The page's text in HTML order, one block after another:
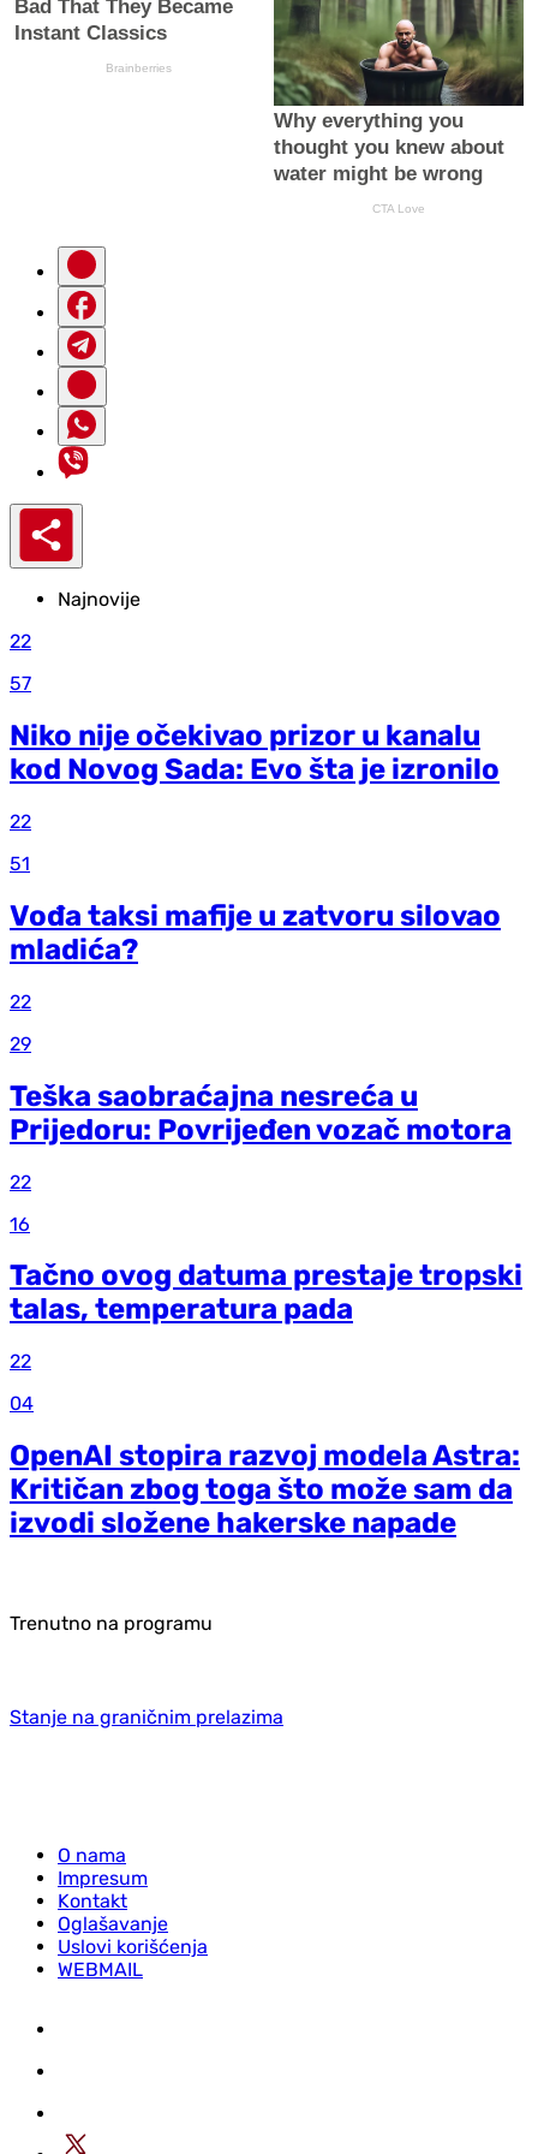
Najnovije
22
57
Niko nije očekivao prizor u kanalu
kod Novog Sada: Evo šta je izronilo
22
51
Vođa taksi mafije u zatvoru silovao
mladića?
22
29
Teška saobraćajna nesreća u
Prijedoru: Povrijeđen vozač motora
22
16
Tačno ovog datuma prestaje tropski
talas, temperatura pada
22
04
OpenAI stopira razvoj modela Astra:
Kritičan zbog toga što može sam da
izvodi složene hakerske napade
Trenutno na programu
Stanje na graničnim prelazima
O nama
Impresum
Kontakt
Oglašavanje
Uslovi korišćenja
WEBMAIL